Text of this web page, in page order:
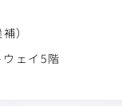
）
ェイ5階